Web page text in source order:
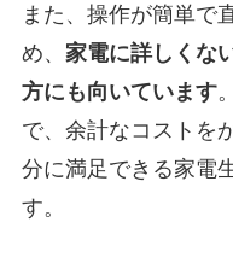
また、操作が簡単で
め、 家電に詳しくな
方にも向いています
で、余計なコストを
分に満足できる家電
す。